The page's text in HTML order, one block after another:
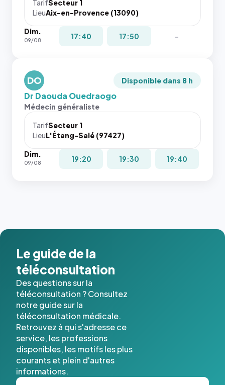
navigateur
pas la
place, et
les trois
dernières
images de
l'annuaire
dans ce
cas. #}
TarifSecteur 1
LieuAix-en-Provence (13090)
Dim.
09/08 17:40 17:50 -
DO Disponible dans 8 h
Dr Daouda Ouedraogo
Médecin généraliste
TarifSecteur 1
LieuL'Étang-Salé (97427)
Dim.
09/08 19:20 19:30 19:40
Le guide de la
téléconsultation
Des questions sur la
téléconsultation ? Consultez
notre guide sur la
téléconsultation médicale.
Retrouvez à qui s'adresse ce
service, les professions
disponibles, les motifs les plus
courants et plein d'autres
informations.